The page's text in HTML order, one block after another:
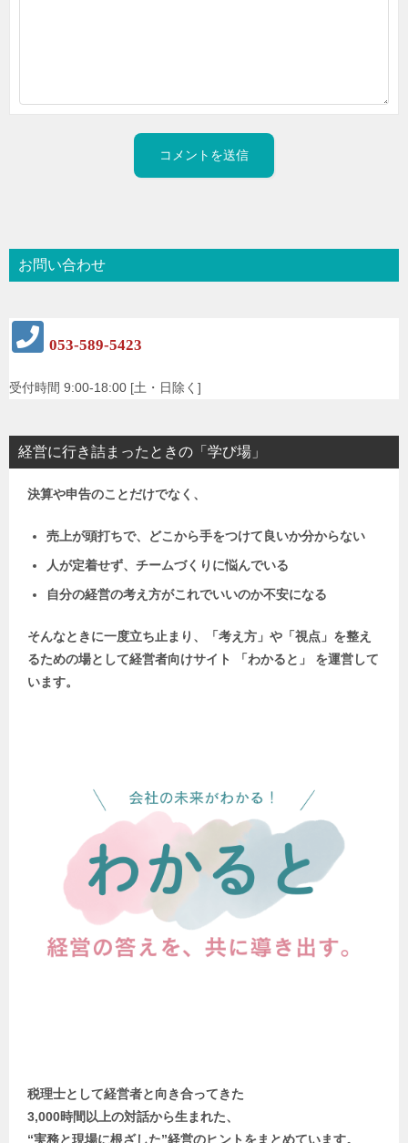
お問い合わせ
053-589-5423
受付時間 9:00-18:00 [土・日除く]
経営に行き詰まったときの「学び場」
決算や申告のことだけでなく、
売上が頭打ちで、どこから手をつけて良いか分からない
人が定着せず、チームづくりに悩んでいる
自分の経営の考え方がこれでいいのか不安になる
そんなときに一度立ち止まり、「考え方」や「視点」を整え
るための場として経営者向けサイト 「わかると」 を運営して
います。
税理士として経営者と向き合ってきた
3,000時間以上の対話から生まれた、
“実務と現場に根ざした”経営のヒントをまとめています。